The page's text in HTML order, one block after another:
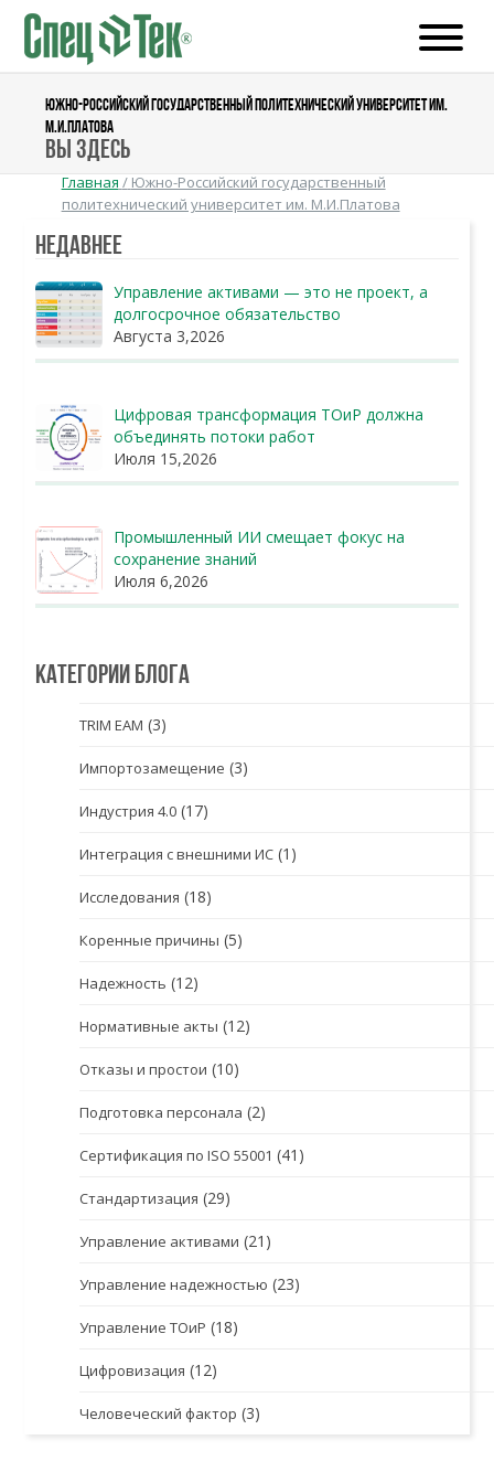
ЮЖНО-РОССИЙСКИЙ ГОСУДАРСТВЕННЫЙ ПОЛИТЕХНИЧЕСКИЙ УНИВЕРСИТЕТ ИМ.
М.И.ПЛАТОВА
Вы здесь
Главная / Южно-Российский государственный
политехнический университет им. М.И.Платова
Недавнее
Управление активами — это не проект, а
долгосрочное обязательство
Августа 3,2026
Цифровая трансформация ТОиР должна
объединять потоки работ
Июля 15,2026
Промышленный ИИ смещает фокус на
сохранение знаний
Июля 6,2026
Категории блога
TRIM EAM (3)
Импортозамещение (3)
Индустрия 4.0 (17)
Интеграция с внешними ИС (1)
Исследования (18)
Коренные причины (5)
Надежность (12)
Нормативные акты (12)
Отказы и простои (10)
Подготовка персонала (2)
Сертификация по ISO 55001 (41)
Стандартизация (29)
Управление активами (21)
Управление надежностью (23)
Управление ТОиР (18)
Цифровизация (12)
Человеческий фактор (3)